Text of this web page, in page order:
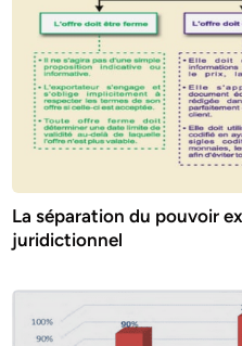
La séparation du pouvoir
juridictionnel